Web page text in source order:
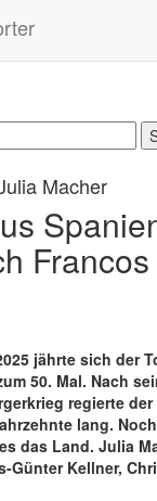
Macher
Francos
jährte sich der
50. Mal. Nach
regierte
lang.
das Land. Julia
Günter Kellner,